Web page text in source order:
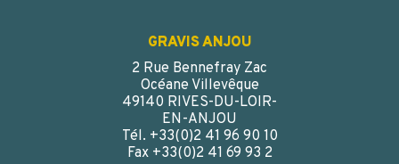
GRAVIS ANJOU
2 Rue Bennefray Zac
Océane Villevêque
49140 RIVES-DU-LOIR-
EN-ANJOU
Tél. +33(0)2 41 96 90 10
Fax +33(0)2 41 69 93 2